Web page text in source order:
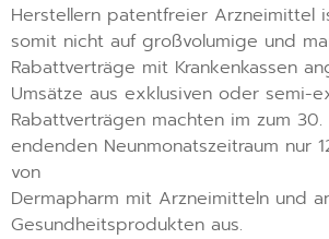
Herstellern patentfreier Arzneimittel
somit nicht auf großvolumige und
Rabattverträge mit Krankenkassen
Umsätze aus exklusiven oder semi-
Rabattverträgen machten im zum
endenden Neunmonatszeitraum nur
von
Dermapharm mit Arzneimitteln und
Gesundheitsprodukten aus.